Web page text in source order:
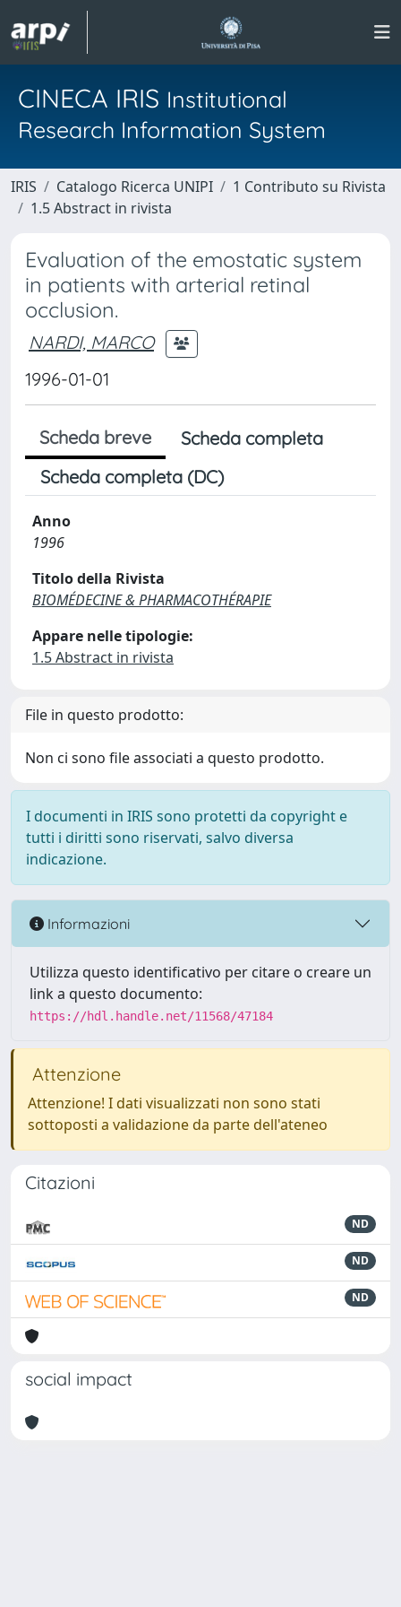
CINECA IRIS Institutional
Research Information System
IRIS Catalogo Ricerca UNIPI
1 Contributo su Rivista
1.5 Abstract in rivista
Evaluation of the emostatic system
in patients with arterial retinal
occlusion.
NARDI, MARCO
1996-01-01
Scheda breve
Scheda completa
Scheda completa (DC)
Anno
1996
Titolo della Rivista
BIOMÉDECINE & PHARMACOTHÉRAPIE
Appare nelle tipologie:
1.5 Abstract in rivista
File in questo prodotto:
Non ci sono file associati a questo prodotto.
I documenti in IRIS sono protetti da copyright e
tutti i diritti sono riservati, salvo diversa
indicazione.
Informazioni
Utilizza questo identificativo per citare o creare un
link a questo documento:
https://hdl.handle.net/11568/47184
Attenzione
Attenzione! I dati visualizzati non sono stati
sottoposti a validazione da parte dell'ateneo
Citazioni
ND
ND
ND
social impact